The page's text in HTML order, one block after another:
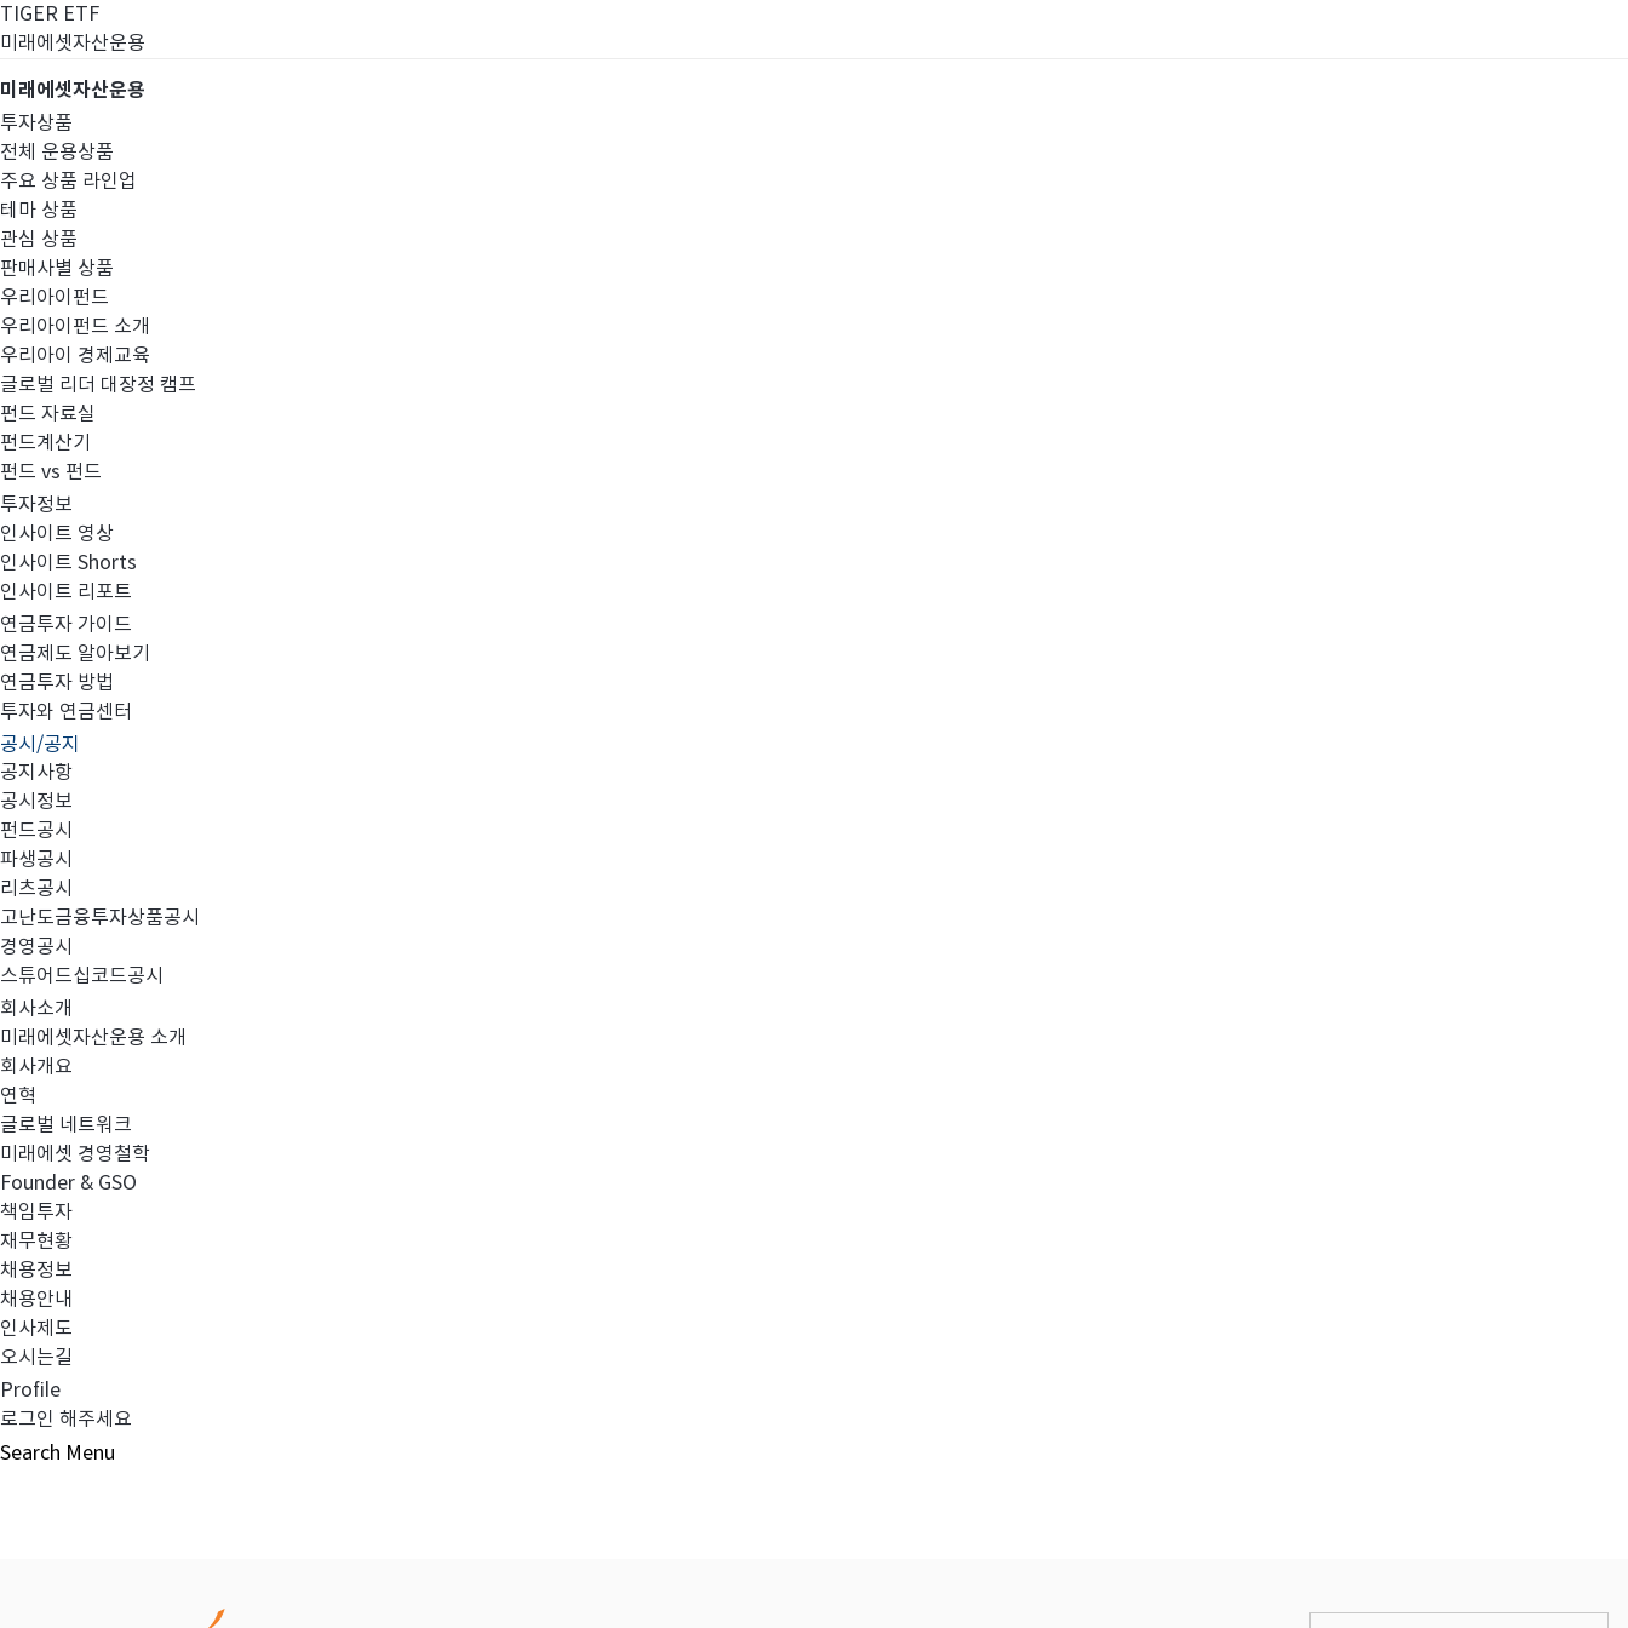
TIGER ETF
미래에셋자산운용
미래에셋자산운용
투자상품
전체 운용상품
주요 상품 라인업
테마 상품
관심 상품
판매사별 상품
우리아이펀드
우리아이펀드 소개
우리아이 경제교육
글로벌 리더 대장정 캠프
펀드 자료실
펀드계산기
펀드 vs 펀드
투자정보
인사이트 영상
인사이트 Shorts
인사이트 리포트
연금투자 가이드
연금제도 알아보기
연금투자 방법
투자와 연금센터
공시/공지
공지사항
공시정보
펀드공시
파생공시
리츠공시
고난도금융투자상품공시
경영공시
스튜어드십코드공시
회사소개
미래에셋자산운용 소개
회사개요
연혁
글로벌 네트워크
미래에셋 경영철학
Founder & GSO
책임투자
재무현황
채용정보
채용안내
인사제도
오시는길
Profile
로그인 해주세요
Search Menu
펀드공시
연기 수익자총회 결의 공시의 건
첨부파일을 확인하세요
연기 수익자총회 결의 공시_미래에셋퇴직플랜동유럽업종대표40증권자투자신탁1호(채권혼합).pdf
이전글
다음글
목록보기